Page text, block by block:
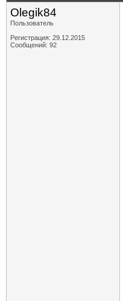
Olegik84
Пользователь
Регистрация: 29.12.2015
Сообщений: 92